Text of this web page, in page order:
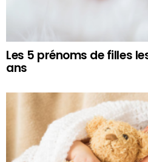
Les 5 prénoms de filles
ans